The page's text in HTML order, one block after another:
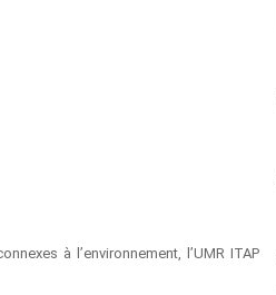
à l’environnement, l’UMR ITAP